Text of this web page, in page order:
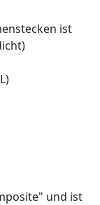
ist
und ist